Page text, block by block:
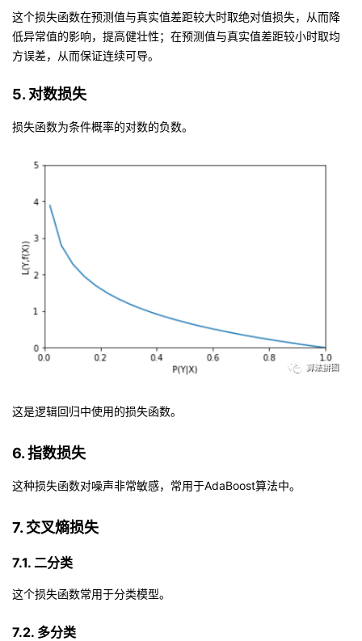
这个损失函数在预测值与真实值差距较大时取绝对值损失，从而降
低异常值的影响，提高健壮性；在预测值与真实值差距较小时取均
方误差，从而保证连续可导。
5. 对数损失
损失函数为条件概率的对数的负数。
这是逻辑回归中使用的损失函数。
6. 指数损失
这种损失函数对噪声非常敏感，常用于AdaBoost算法中。
7. 交叉熵损失
7.1. 二分类
这个损失函数常用于分类模型。
7.2. 多分类